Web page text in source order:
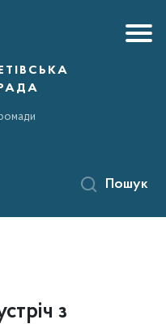
Пошук
з